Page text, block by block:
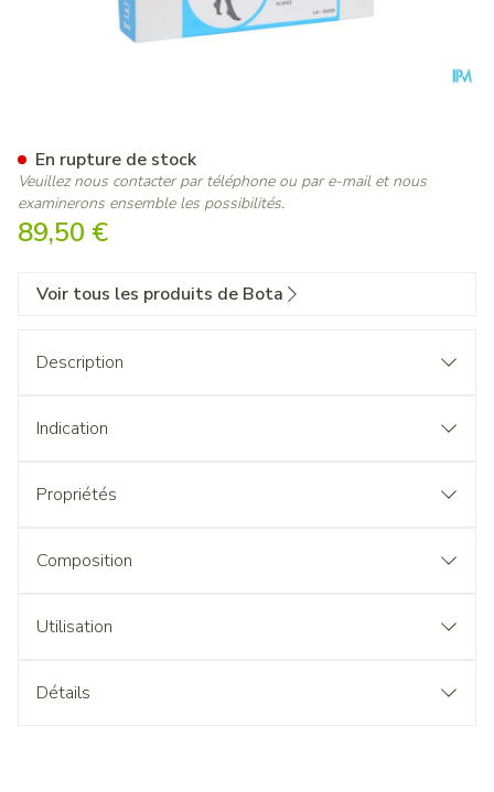
89,50 €
En rupture de stock
Veuillez nous contacter par téléphone ou par e-mail et nous
examinerons ensemble les possibilités.
Voir tous les produits de Bota
Description
Indication
Propriétés
Composition
Utilisation
Détails